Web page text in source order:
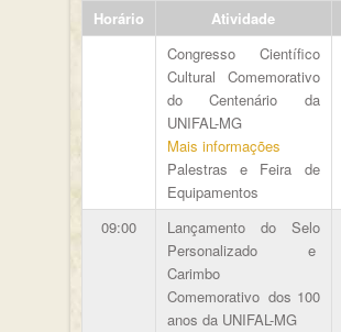
Horário
Atividade
Congresso Científico
Cultural Comemorativo
do Centenário da
UNIFAL-MG
Mais informações
Palestras e Feira de
Equipamentos
09:00
Lançamento do Selo
Personalizado e
Carimbo
Comemorativo dos 100
anos da UNIFAL-MG